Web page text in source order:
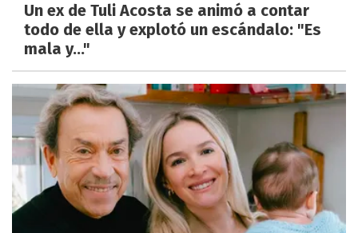
Un ex de Tuli Acosta se animó a contar
todo de ella y explotó un escándalo: "Es
mala y..."